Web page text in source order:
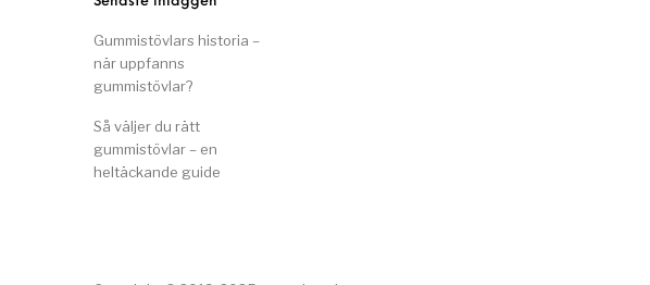
Gummistövlars historia –
när uppfanns
gummistövlar?
Så väljer du rätt
gummistövlar – en
heltäckande guide